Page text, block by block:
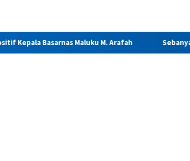
Maluku M. Arafah Sebanyak 922 Narapidana